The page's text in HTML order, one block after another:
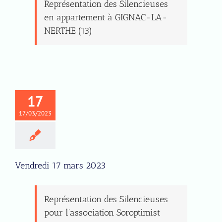
Représentation des Silencieuses
en appartement à GIGNAC-LA-
NERTHE (13)
17
17/03/2023
Vendredi 17 mars 2023
Représentation des Silencieuses
pour l’association Soroptimist